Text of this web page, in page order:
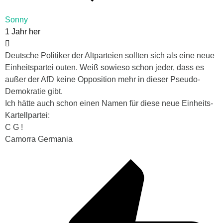
Sonny
1 Jahr her
Deutsche Politiker der Altparteien sollten sich als eine neue
Einheitspartei outen. Weiß sowieso schon jeder, dass es
außer der AfD keine Opposition mehr in dieser Pseudo-
Demokratie gibt.
Ich hätte auch schon einen Namen für diese neue Einheits-
Kartellpartei:
C G !
Camorra Germania